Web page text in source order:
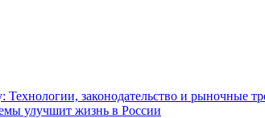
законодательство и рыночные
улучшит жизнь в России